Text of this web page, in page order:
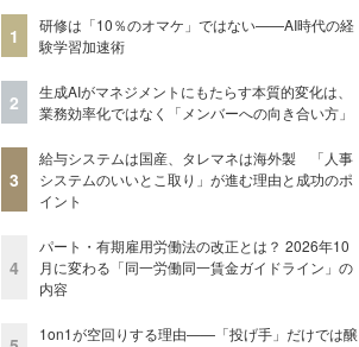
1
研修は「10％のオマケ」ではない——AI時代の経
験学習加速術
2
生成AIがマネジメントにもたらす本質的変化は、
業務効率化ではなく「メンバーへの向き合い方」
3
給与システムは国産、タレマネは海外製 「人事
システムのいいとこ取り」が進む理由と成功のポ
イント
4
パート・有期雇用労働法の改正とは？ 2026年10
月に変わる「同一労働同一賃金ガイドライン」の
内容
1on1が空回りする理由——「投げ手」だけでは醸